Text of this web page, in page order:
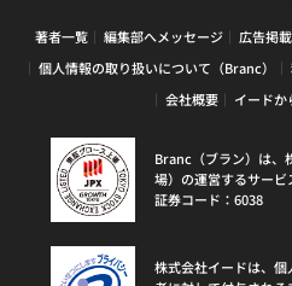
著者一覧 編集部へメッセージ 広告掲
個人情報の取り扱いについて（Branc）
会社概要
イードか
Branc（ブラン）は、
場）の運営するサービ
証券コード：6038
株式会社イードは、